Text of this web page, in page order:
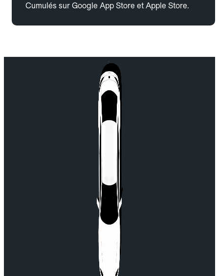
Cumulés sur Google App Store et Apple Store.